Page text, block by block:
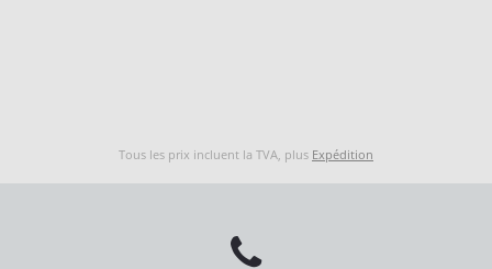
Tous les prix incluent la TVA, plus Expédition